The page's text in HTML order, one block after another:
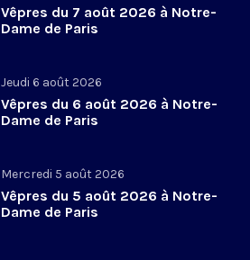
Vêpres du 7 août 2026 à Notre-
Dame de Paris
Jeudi 6 août 2026
Vêpres du 6 août 2026 à Notre-
Dame de Paris
Mercredi 5 août 2026
Vêpres du 5 août 2026 à Notre-
Dame de Paris